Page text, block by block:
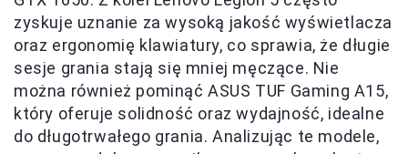
zyskuje uznanie za wysoką jakość wyświetlacza
oraz ergonomię klawiatury, co sprawia, że długie
sesje grania stają się mniej męczące. Nie
można również pominąć ASUS TUF Gaming A15,
który oferuje solidność oraz wydajność, idealne
do długotrwałego grania. Analizując te modele,